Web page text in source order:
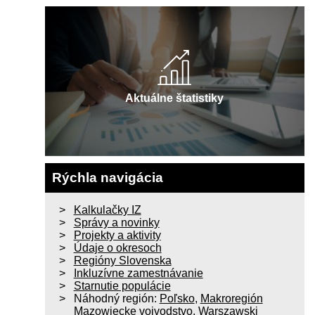
Aktuálne štatistiky
Rýchla navigácia
Kalkulačky IZ
Správy a novinky
Projekty a aktivity
Údaje o okresoch
Regióny Slovenska
Inkluzívne zamestnávanie
Starnutie populácie
Náhodný región: Poľsko, Makroregión
Mazowiecke vojvodstvo, Warszawski